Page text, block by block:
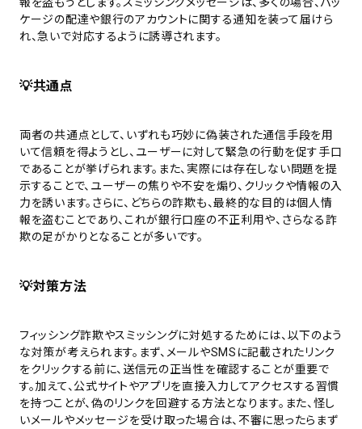
ケージの配達や銀行のアカウントに関する通知を装って届けら
れ、急いで対応するように誘導されます。
💡共通点
両者の共通点として、いずれも巧妙に偽装された通信手段を用
いて信頼を得ようとし、ユーザーに対して緊急の行動を促す手口
であることが挙げられます。また、実際には存在しない問題を提
示することで、ユーザーの焦りや不安を煽り、クリックや情報の入
力を誘います。さらに、どちらの詐欺も、最終的な目的は個人情
報を盗むことであり、これが銀行口座の不正利用や、さらなる詐
欺の足がかりとなることが多いです。
💡対策方法
フィッシング詐欺やスミッシングに対処するためには、以下のよう
な対策が考えられます。まず、メールやSMSに記載されたリンク
をクリックする前に、送信元の正当性を確認することが重要で
す。加えて、公式サイトやアプリを直接入力してアクセスする習慣
を持つことが、偽のリンクを回避する方法となります。また、怪し
いメールやメッセージを受け取った場合は、不審に思ったらまず